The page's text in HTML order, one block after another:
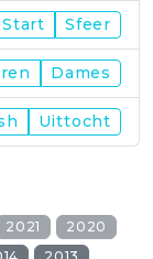
Start Sfeer
Dames
Uittocht
2021
2020